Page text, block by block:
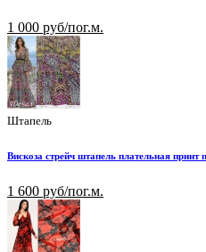
1 000 руб/пог.м.
Штапель
Вискоза стрейч штапель плательная принт
1 600 руб/пог.м.